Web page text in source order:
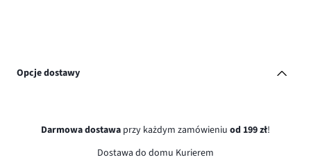
Opcje dostawy
Darmowa dostawa przy każdym zamówieniu od 199 zł!
Dostawa do domu Kurierem